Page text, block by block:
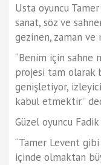
Usta oyuncu
sanat, söz ve
gezinen, zaman ve
“Benim için sahne
projesi tam olarak
genişletiyor,
kabul etmektir.’’
Güzel oyuncu
“Tamer Levent
içinde olmaktan